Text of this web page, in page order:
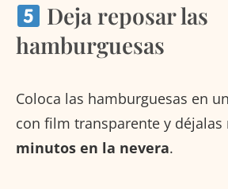
Deja reposar las
hamburguesas
Coloca las hamburguesas en
con film transparente y déjalas
minutos en la nevera.